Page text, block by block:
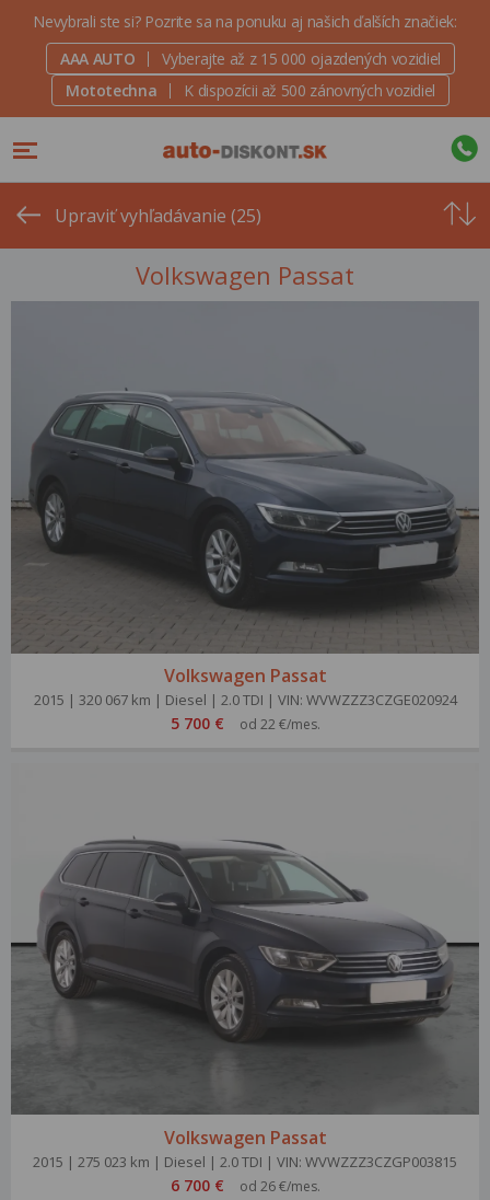
Nevybrali ste si? Pozrite sa na ponuku aj našich ďalších značiek:
AAA AUTO
Vyberajte až z 15 000 ojazdených vozidiel
Mototechna
K dispozícii až 500 zánovných vozidiel
Upraviť vyhľadávanie (25)
ceny
Volkswagen Passat
Volkswagen Passat
2015 | 320 067 km | Diesel | 2.0 TDI | VIN: WVWZZZ3CZGE020924
5 700 € od 22 €/mes.
Volkswagen Passat
2015 | 275 023 km | Diesel | 2.0 TDI | VIN: WVWZZZ3CZGP003815
6 700 € od 26 €/mes.